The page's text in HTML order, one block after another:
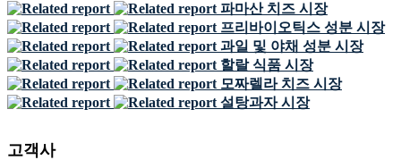
파마산 치즈 시장
프리바이오틱스 성분 시장
과일 및 야채 성분 시장
할랄 식품 시장
모짜렐라 치즈 시장
설탕과자 시장
고객사